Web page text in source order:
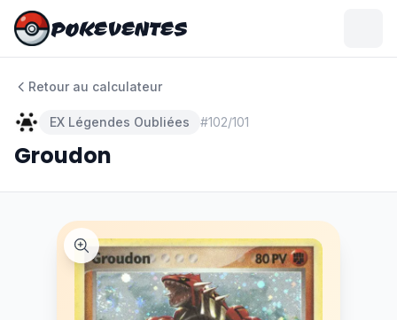
POKEVENTES
POKEVENTES
Retour au calculateur
EX Légendes Oubliées #102/101
Groudon